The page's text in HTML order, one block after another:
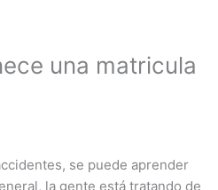
una matricula
se puede aprender
la gente está tratando de